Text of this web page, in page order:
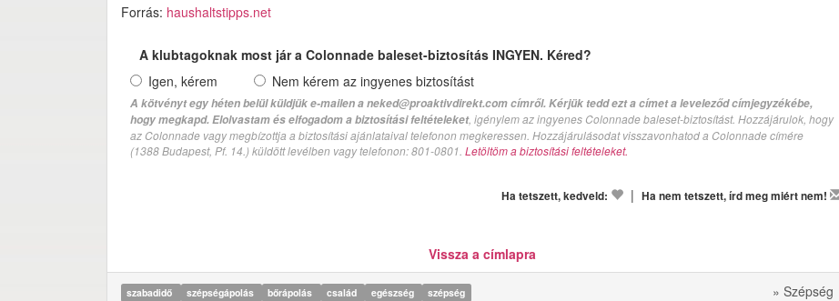
Forrás: haushaltstipps.net
A klubtagoknak most jár a Colonnade baleset-biztosítás INGYEN. Kéred?
Igen, kérem
Nem kérem az ingyenes biztosítást
A kötvényt egy héten belül küldjük e-mailen a neked@proaktivdirekt.com címről. Kérjük tedd ezt a címet a leveleződ címjegyzékébe,
hogy megkapd. Elolvastam és elfogadom a biztosítási feltételeket, igénylem az ingyenes Colonnade baleset-biztosítást. Hozzájárulok, hogy
az Colonnade vagy megbízottja a biztosítási ajánlataival telefonon megkeressen. Hozzájárulásodat visszavonhatod a Colonnade címére
(1388 Budapest, Pf. 14.) küldött levélben vagy telefonon: 801-0801. Letöltöm a biztosítási feltételeket.
Ha tetszett, kedveld: | Ha nem tetszett, írd meg miért nem!
Vissza a címlapra
szabadidő szépségápolás bőrápolás család egészség szépség » Szépség